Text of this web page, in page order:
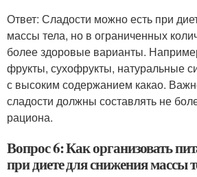
Ответ: Сладости можно есть при
массы тела, но в ограниченных
более здоровые варианты.
фрукты, сухофрукты, натуральные
с высоким содержанием какао.
сладости должны составлять не
рациона.
Вопрос 6: Как организовать
при диете для снижения массы